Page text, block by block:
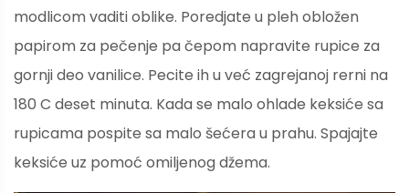
modlicom vaditi oblike. Poredjate u pleh obložen
papirom za pečenje pa čepom napravite rupice za
gornji deo vanilice. Pecite ih u već zagrejanoj rerni na
180 C deset minuta. Kada se malo ohlade keksiće sa
rupicama pospite sa malo šećera u prahu. Spajajte
keksiće uz pomoć omiljenog džema.